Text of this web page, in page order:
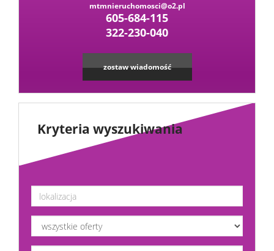
mtmnieruchomosci@o2.pl
605-684-115
322-230-040
zostaw wiadomość
Kryteria wyszukiwania